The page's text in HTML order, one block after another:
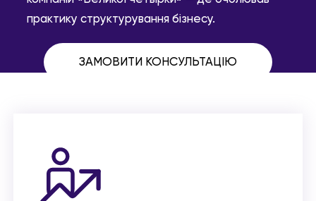
практику структурування бізнесу.
ЗАМОВИТИ КОНСУЛЬТАЦІЮ